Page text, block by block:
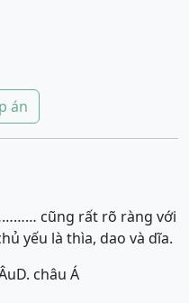
án
cũng rất rõ ràng với
yếu là thìa, dao và dĩa.
D. châu Á